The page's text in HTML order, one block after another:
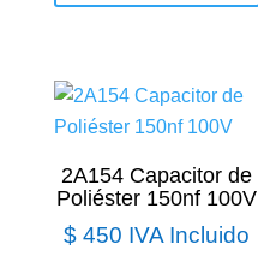
2A154 Capacitor de
Poliéster 150nf 100V
$ 450 IVA Incluido